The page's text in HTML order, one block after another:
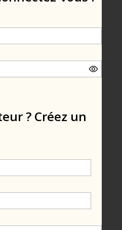
? Créez un